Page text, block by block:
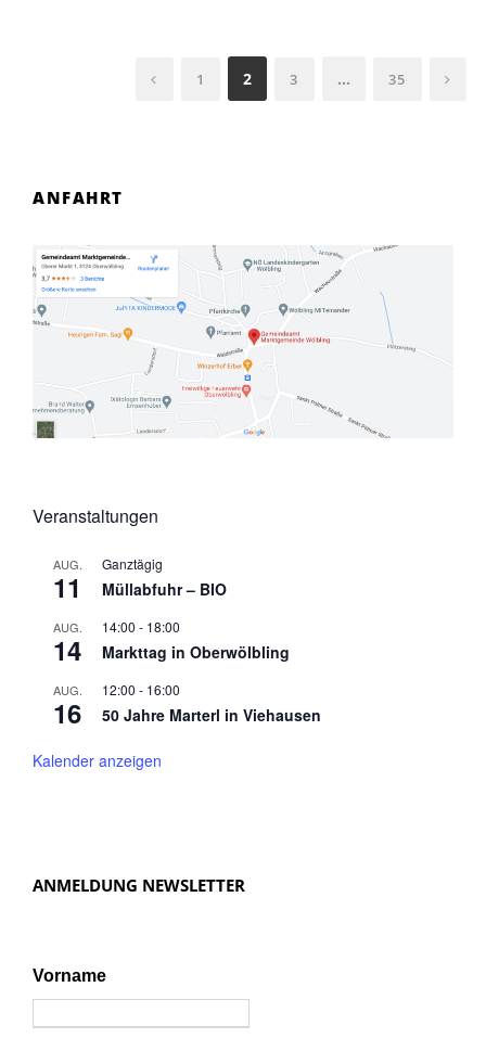
1 2 3 … 35
ANFAHRT
Veranstaltungen
AUG.
11
Ganztägig
Müllabfuhr – BIO
AUG.
14
14:00 - 18:00
Markttag in Oberwölbling
AUG.
16
12:00 - 16:00
50 Jahre Marterl in Viehausen
Kalender anzeigen
ANMELDUNG NEWSLETTER
Vorname